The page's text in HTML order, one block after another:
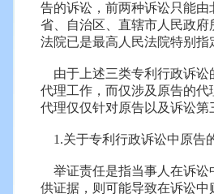
告的诉讼，前两种诉讼只能
省、自治区、直辖市人民政
法院已是最高人民法院特别
由于上述三类专利行政诉
代理工作，而仅涉及原告的
代理仅仅针对原告以及诉讼
1.关于专利行政诉讼中原告
举证责任是指当事人在诉
供证据，则可能导致在诉讼